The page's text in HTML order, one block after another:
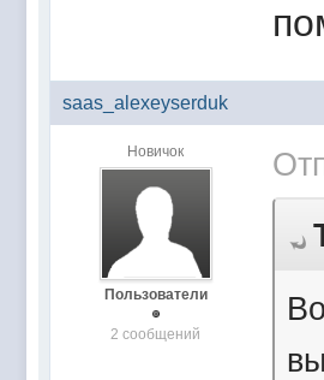
saas_alexeyserduk
Новичок
Пользователи
2 сообщений